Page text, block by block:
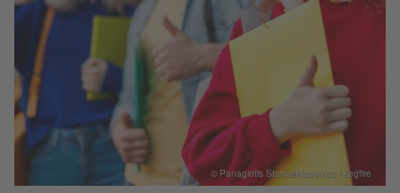
© Panagiotis Stamatelopoulos / kegfire